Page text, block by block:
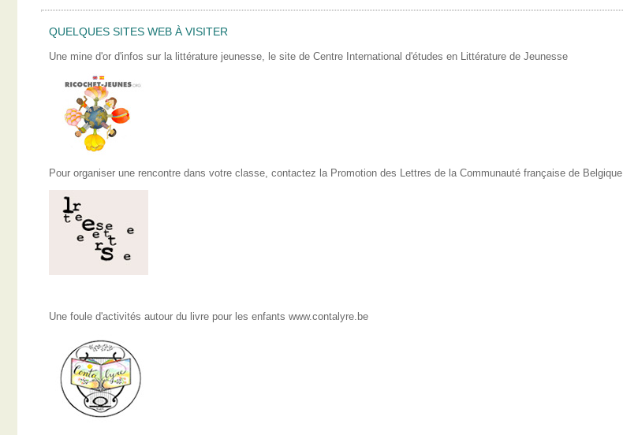
QUELQUES SITES WEB À VISITER
Une mine d'or d'infos sur la littérature jeunesse, le site de Centre International d'études en Littérature de Jeunesse
Pour organiser une rencontre dans votre classe, contactez la Promotion des Lettres de la Communauté française de Belgique
Une foule d'activités autour du livre pour les enfants www.contalyre.be